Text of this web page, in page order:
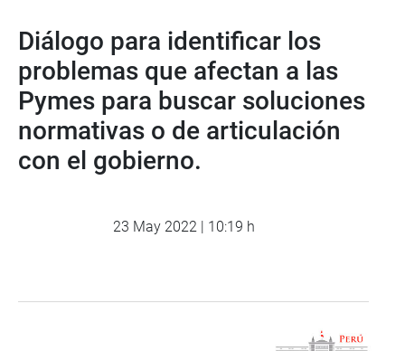
Diálogo para identificar los
problemas que afectan a las
Pymes para buscar soluciones
normativas o de articulación
con el gobierno.
23 May 2022 | 10:19 h